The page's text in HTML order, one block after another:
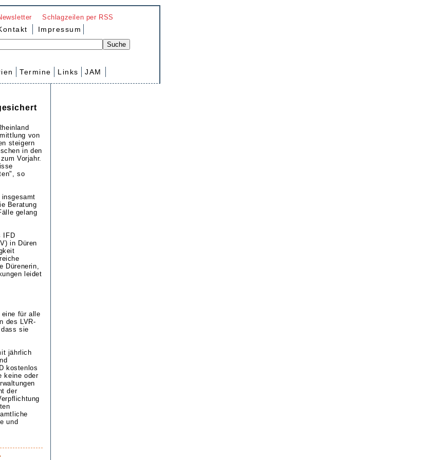
Schlagzeilen per RSS
Impressum
Termine Links JAM
von
steigern
in den
Vorjahr.
so
Beratung
gelang
IFD
in Düren
Dürenerin,
leidet
eine für alle
des LVR-
sie
jährlich
kostenlos
keine oder
der
und